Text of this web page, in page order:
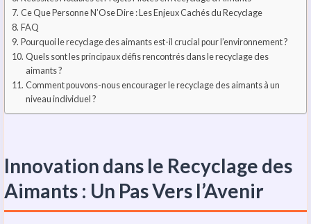
Ce Que Personne N’Ose Dire : Les Enjeux Cachés du Recyclage
FAQ
Pourquoi le recyclage des aimants est-il crucial pour l’environnement ?
Quels sont les principaux défis rencontrés dans le recyclage des
aimants ?
Comment pouvons-nous encourager le recyclage des aimants à un
niveau individuel ?
Innovation dans le Recyclage des
Aimants : Un Pas Vers l’Avenir